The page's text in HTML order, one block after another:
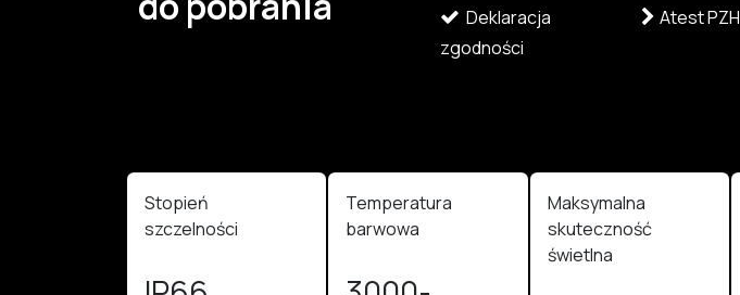
Atest PZH
Deklaracja
zgodności
Stopień
szczelności
Temperatura
barwowa
Maksymalna
skuteczność
świetlna